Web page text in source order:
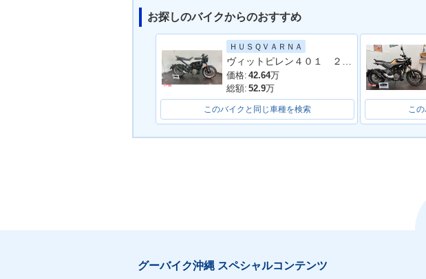
お探しのバイクからのおすすめ
ＨＵＳＱＶＡＲＮＡ
価格: 42.64万
総額: 52.9万
このバイクと同じ車種を検索 こ
グーバイク沖縄 スペシャルコンテンツ